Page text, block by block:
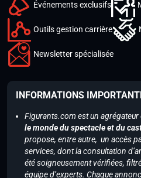
Événements exclusifs
Outils gestion carrière
Newsletter spécialisée
INFORMATIONS
Figurants.com est un agrégateur
le monde du spectacle et du
propose, entre autre, un accès
services, dont la consultation
été soigneusement vérifiées,
équipe d’experts. Chaque